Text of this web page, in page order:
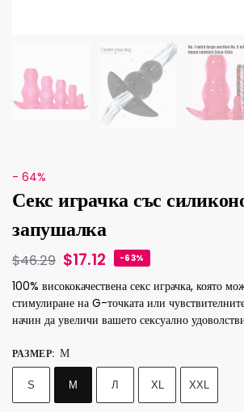
- 64%
Секс играчка със
запушалка
$46.29 $17.12 -63%
100% висококачествена секс играчка, която
стимулиране на G-точката или
начин да увеличи вашето сексуално
РАЗМЕР: М
S М Л XL XXL